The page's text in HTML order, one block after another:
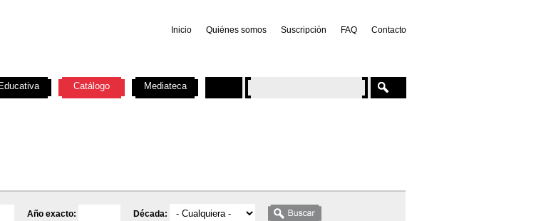
Inicio Quiénes somos Suscripción FAQ Contacto
Año exacto: Década:
Educativa Catálogo Mediateca